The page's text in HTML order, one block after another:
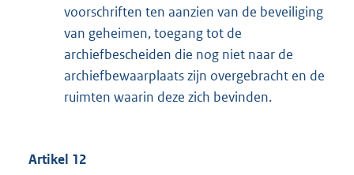
voorschriften ten aanzien van de beveiliging
van geheimen, toegang tot de
archiefbescheiden die nog niet naar de
archiefbewaarplaats zijn overgebracht en de
ruimten waarin deze zich bevinden.
Artikel 12